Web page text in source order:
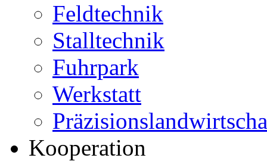
Feldtechnik
Stalltechnik
Fuhrpark
Werkstatt
Kooperation